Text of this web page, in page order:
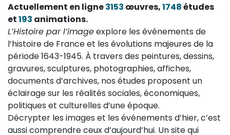
Actuellement en ligne3153 œuvres,1748études
et193 animations.
L’Histoire par l’imageexplore les événements de
l’histoire de France et les évolutions majeures de la
période 1643-1945. À travers des peintures, dessins,
gravures, sculptures, photographies, affiches,
documents d’archives, nos études proposent un
éclairage sur les réalités sociales, économiques,
politiques et culturelles d’une époque.
Décrypter les images et les événements d’hier, c’est
aussi comprendre ceux d’aujourd’hui. Un site qui